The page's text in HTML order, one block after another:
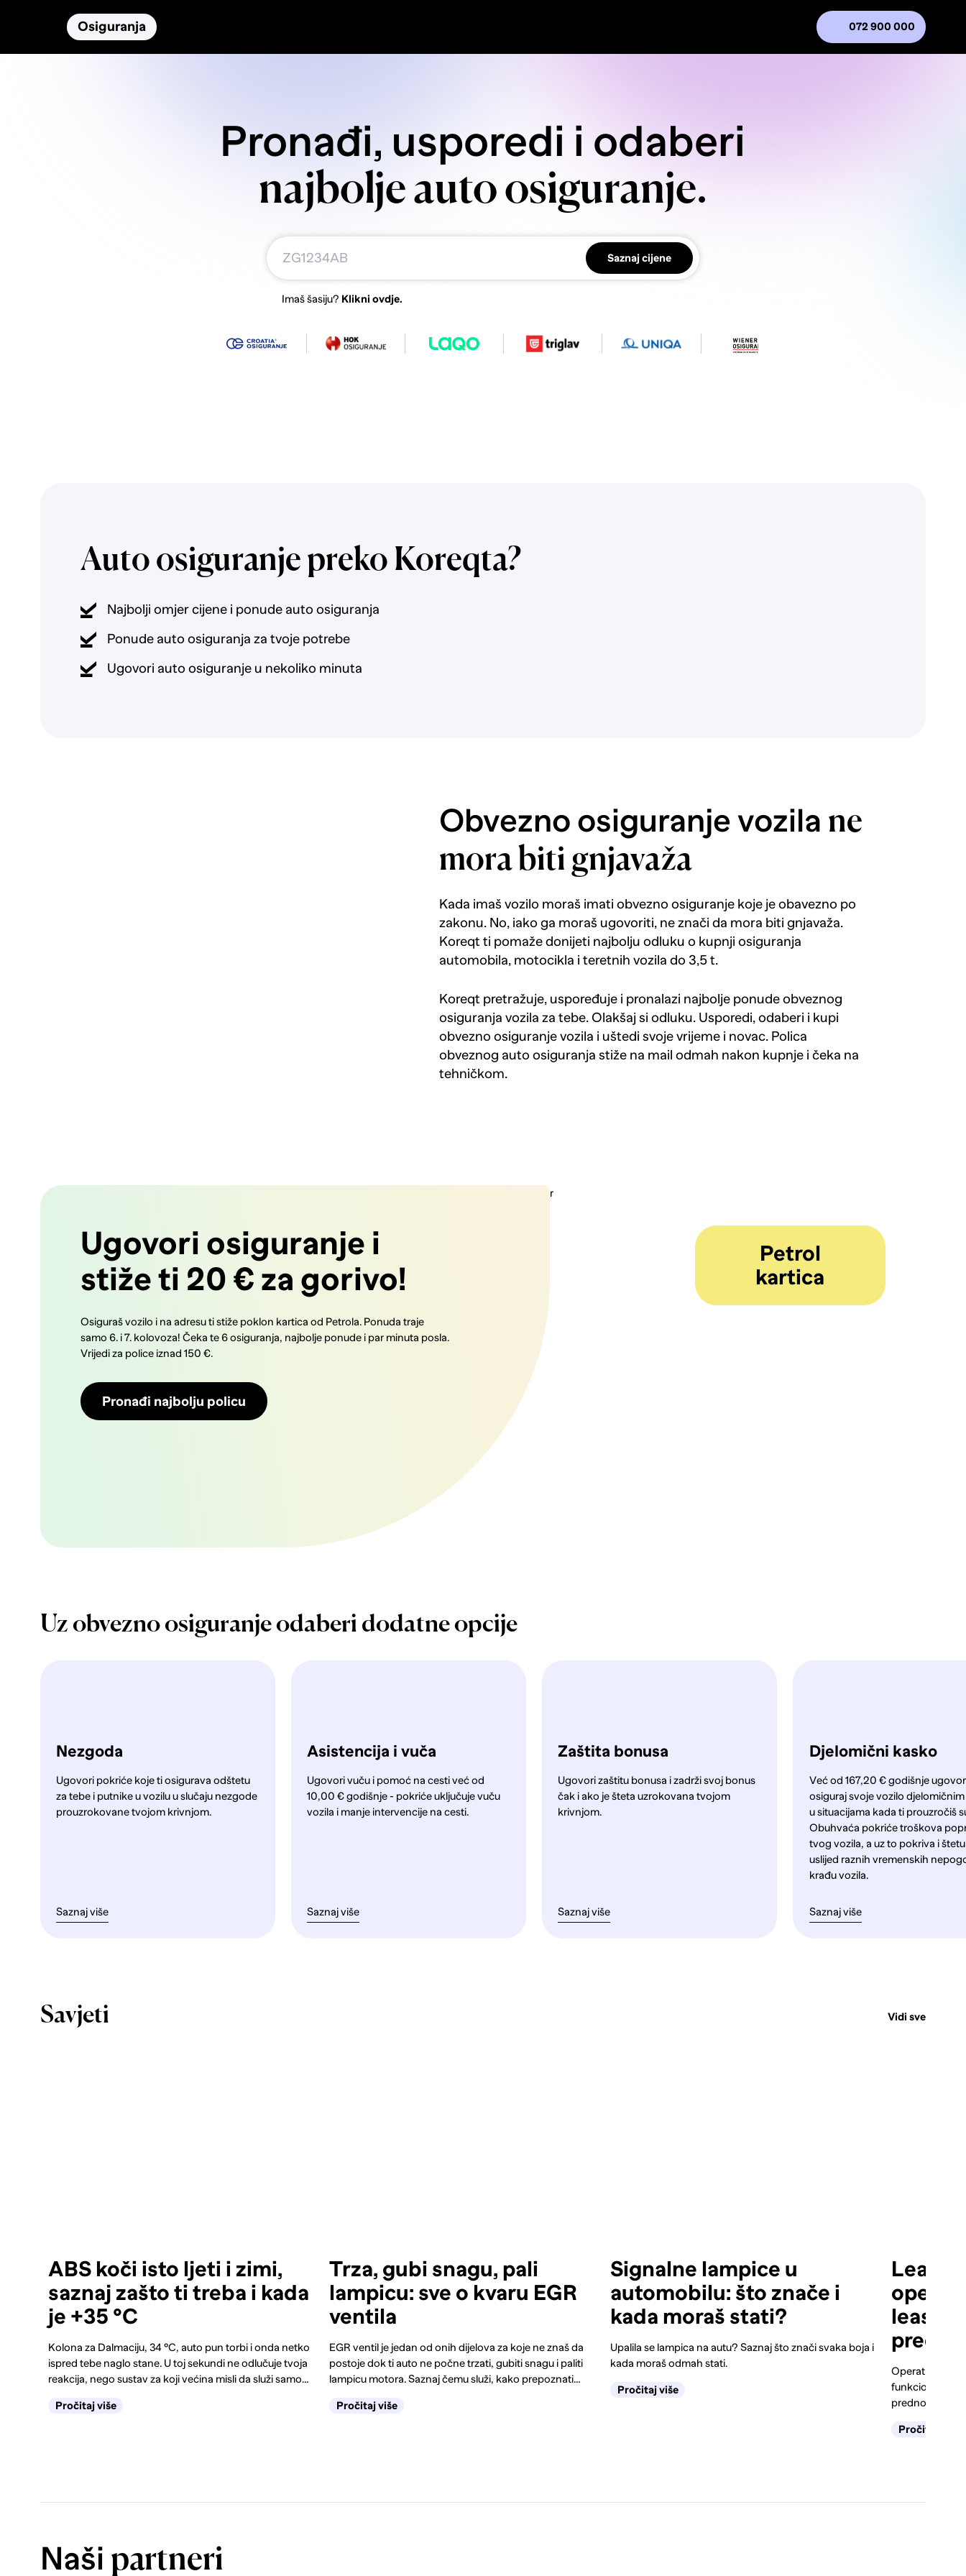
Osiguranja 072 900 000
Pronađi, usporedi i odaberi
najbolje auto osiguranje.
Saznaj cijene
Imaš šasiju? Klikni ovdje.
Auto osiguranje preko Koreqta?
Najbolji omjer cijene i ponude auto osiguranja
Ponude auto osiguranja za tvoje potrebe
Ugovori auto osiguranje u nekoliko minuta
Obvezno osiguranje vozila ne
mora biti gnjavaža
Kada imaš vozilo moraš imati obvezno osiguranje koje je obavezno po
zakonu. No, iako ga moraš ugovoriti, ne znači da mora biti gnjavaža.
Koreqt ti pomaže donijeti najbolju odluku o kupnji osiguranja
automobila, motocikla i teretnih vozila do 3,5 t.
Koreqt pretražuje, uspoređuje i pronalazi najbolje ponude obveznog
osiguranja vozila za tebe. Olakšaj si odluku. Usporedi, odaberi i kupi
obvezno osiguranje vozila i uštedi svoje vrijeme i novac. Polica
obveznog auto osiguranja stiže na mail odmah nakon kupnje i čeka na
tehničkom.
Petrol
kartica
Ugovori osiguranje i
stiže ti 20 € za gorivo!
Osiguraš vozilo i na adresu ti stiže poklon kartica od Petrola. Ponuda traje
samo 6. i 7. kolovoza! Čeka te 6 osiguranja, najbolje ponude i par minuta posla.
Vrijedi za police iznad 150 €.
Pronađi najbolju policu
Uz obvezno osiguranje odaberi dodatne opcije
Nezgoda
Ugovori pokriće koje ti osigurava odštetu
za tebe i putnike u vozilu u slučaju nezgode
prouzrokovane tvojom krivnjom.
Saznaj više
Asistencija i vuča
Ugovori vuču i pomoć na cesti već od
10,00 € godišnje - pokriće uključuje vuču
vozila i manje intervencije na cesti.
Saznaj više
Zaštita bonusa
Ugovori zaštitu bonusa i zadrži svoj bonus
čak i ako je šteta uzrokovana tvojom
krivnjom.
Saznaj više
Djelomični kasko
Već od 167,20 € godišnje
osiguraj svoje vozilo
u situacijama kada ti prouzročiš
Obuhvaća pokriće troškova
tvog vozila, a uz to pokriva i
uslijed raznih vremenskih
krađu vozila.
Saznaj više
Savjeti Vidi sve
ABS koči isto ljeti i zimi,
saznaj zašto ti treba i kada
je +35 °C
Kolona za Dalmaciju, 34 °C, auto pun torbi i onda netko
ispred tebe naglo stane. U toj sekundi ne odlučuje tvoja
reakcija, nego sustav za koji većina misli da služi samo
zašto s upaljenom lampicom padaš tehnički, saznaj
Pročitaj više
Trza, gubi snagu, pali
lampicu: sve o kvaru EGR
ventila
EGR ventil je jedan od onih dijelova za koje ne znaš da
postoje dok ti auto ne počne trzati, gubiti snagu i paliti
lampicu motora. Saznaj čemu služi, kako prepoznati
zamjena.
Pročitaj više
Signalne lampice u
automobilu: što znače i
kada moraš stati?
Upalila se lampica na autu? Saznaj što znači svaka boja i
kada moraš odmah stati.
Pročitaj više
Operativni ili
funkcionira
prednosti i
Pročitaj više
Naši partneri